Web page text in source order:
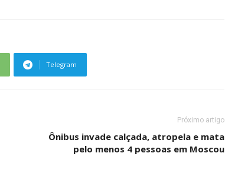
Telegram
Próximo artigo
Ônibus invade calçada, atropela e mata
pelo menos 4 pessoas em Moscou